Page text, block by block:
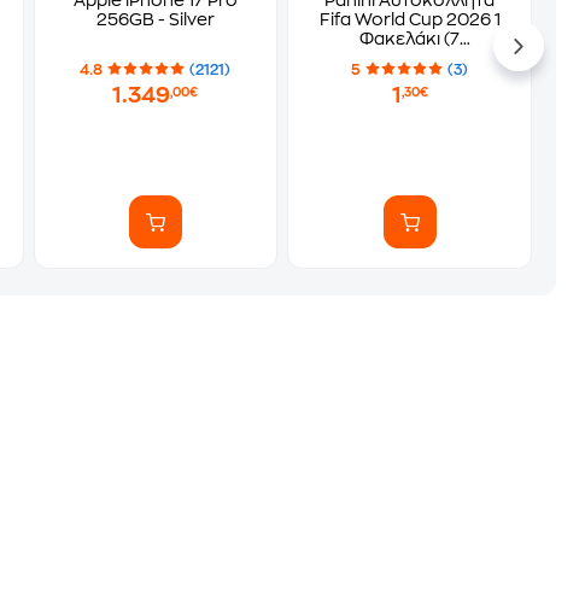
256GB - Silver
4.8 (2121)
1.349,00€
Fifa World Cup 2026 1
Φακελάκι (7
Αυτοκόλλητα)
5 (3)
1 ,30€